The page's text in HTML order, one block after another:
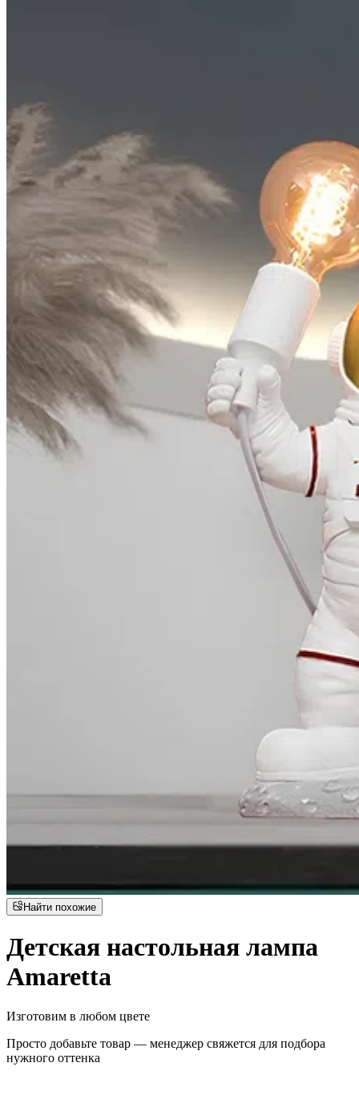
Найти похожие
Детская настольная лампа
Amaretta
Изготовим в любом цвете
Просто добавьте товар — менеджер свяжется для подбора
нужного оттенка